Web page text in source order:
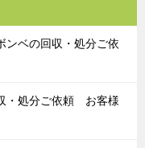
ンベの回収・処分ご依
・処分ご依頼 お客様